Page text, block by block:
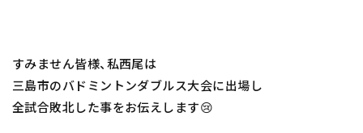
すみません皆様、私西尾は
三島市のバドミントンダブルス大会に出場し
全試合敗北した事をお伝えします😢